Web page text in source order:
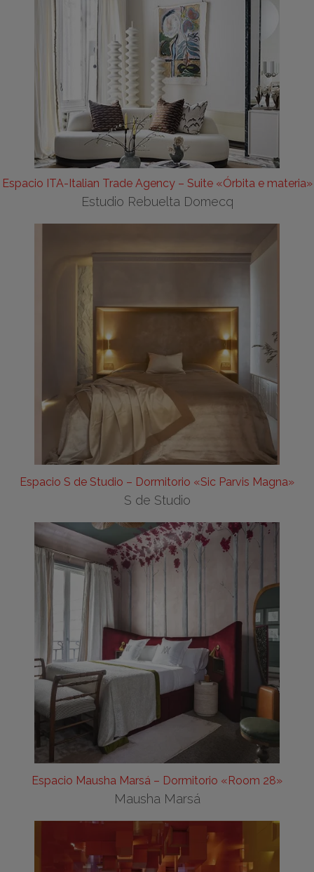
Espacio ITA-Italian Trade Agency – Suite «Órbita e materia»
Estudio Rebuelta Domecq
Espacio S de Studio – Dormitorio «Sic Parvis Magna»
S de Studio
Espacio Mausha Marsá – Dormitorio «Room 28»
Mausha Marsá